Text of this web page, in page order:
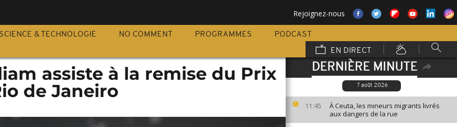
Rejoignez-nous
SCIENCE & TECHNOLOGIE NO COMMENT PROGRAMMES
PODCAST
EN DIRECT
DERNIÈRE MINUTE
7 août 2026
11:45
À Ceuta, les mineurs migrants livrés
aux dangers de la rue
assiste à la remise du Prix
de Janeiro